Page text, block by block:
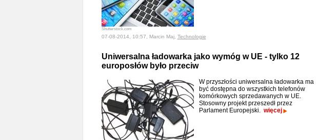
Shutterstock.com
07-08-2014, 10:57, Marcin Maj, Technologie
Uniwersalna ładowarka jako wymóg w UE - tylko 12
europosłów było przeciw
W przyszłości uniwersalna ładowarka ma
być dostępna do wszystkich telefonów
komórkowych sprzedawanych w UE.
Stosowny projekt przeszedł przez
Parlament Europejski. więcej